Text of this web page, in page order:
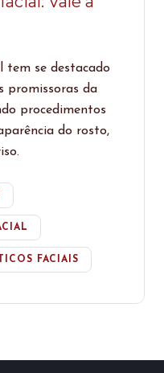
tem se destacado
promissoras da
procedimentos
do rosto,
FACIAIS